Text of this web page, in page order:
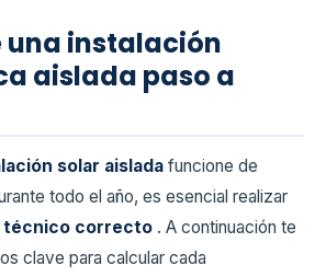
una instalación
aislada paso a
solar aislada funcione de
todo el año, es esencial realizar
técnico correcto . A continuación te
clave para calcular cada